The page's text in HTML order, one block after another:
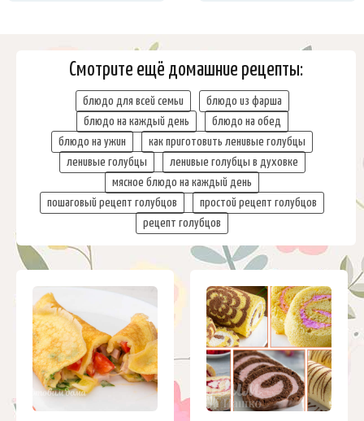
Смотрите ещё домашние рецепты:
блюдо для всей семьи
блюдо из фарша
блюдо на каждый день
блюдо на обед
блюдо на ужин
как приготовить ленивые голубцы
ленивые голубцы
ленивые голубцы в духовке
мясное блюдо на каждый день
пошаговый рецепт голубцов
простой рецепт голубцов
рецепт голубцов